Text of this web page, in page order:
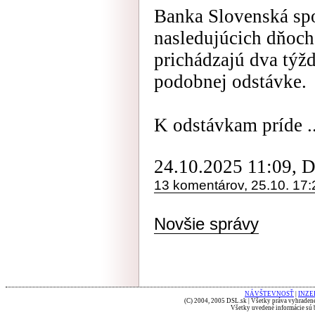
Banka Slovenská
nasledujúcich
prichádzajú dva
podobnej odstávke.
K odstávkam príde
24.10.2025 11:09,
13 komentárov, 25.10.
Novšie správy
NÁVŠTEVNOSŤ
(C) 2004, 2005 DSL.sk | Všetky práva
Všetky uvedené informácie sú